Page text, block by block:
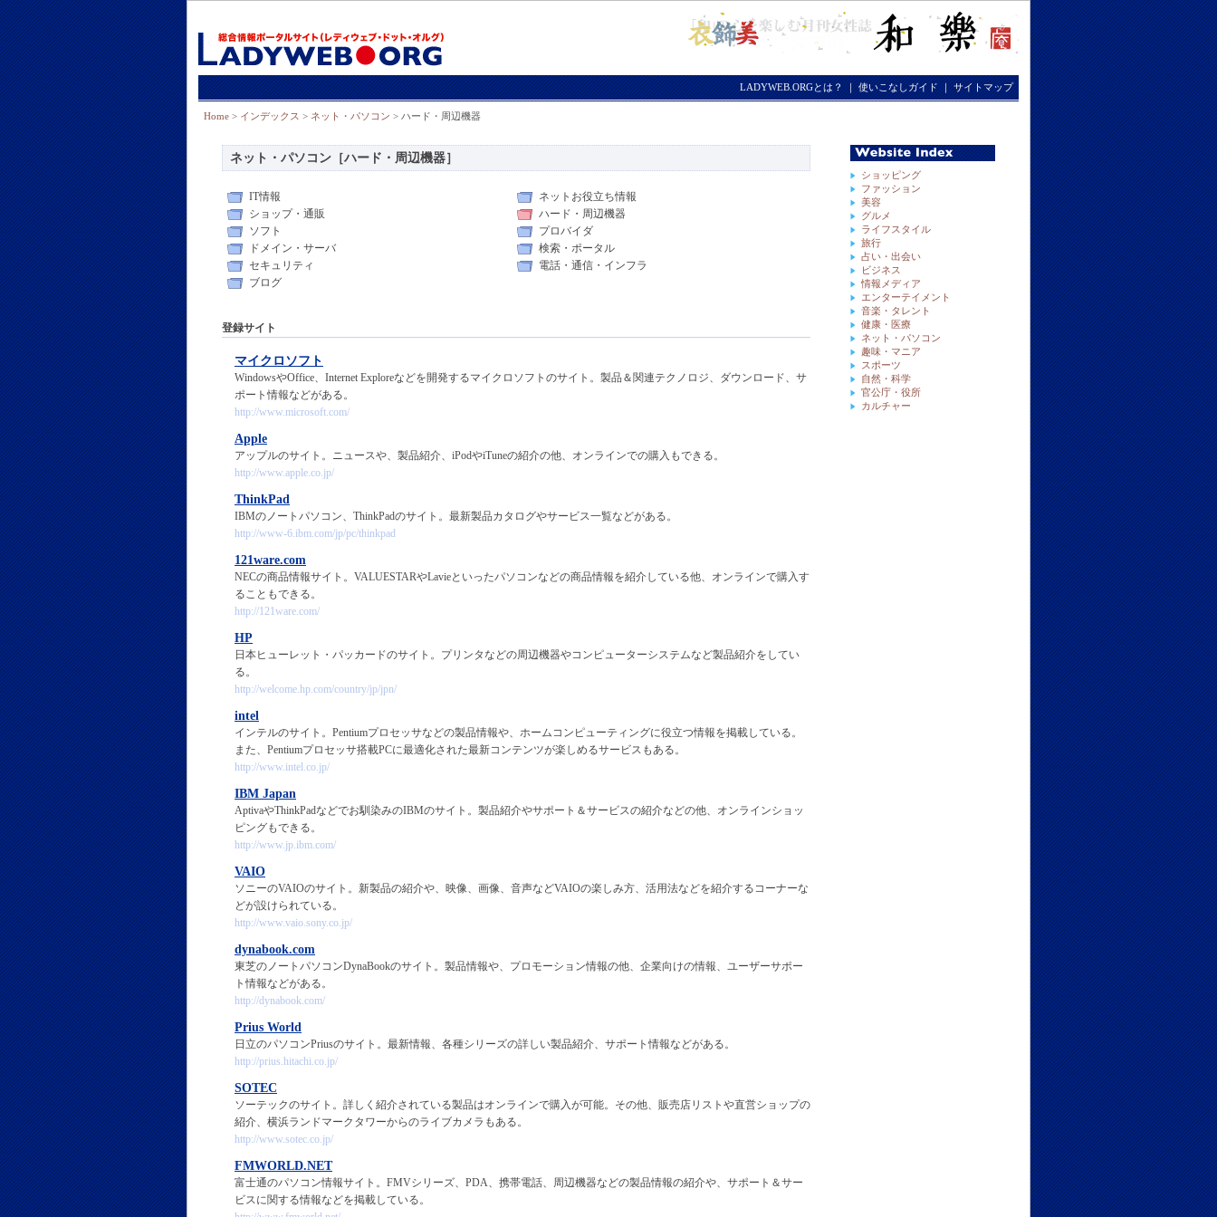
LADYWEB.ORGとは？｜使いこなしガイド｜サイトマップ
Home > インデックス > ネット・パソコン > ハード・周辺機器
ネット・パソコン［ハード・周辺機器］
IT情報
ネットお役立ち情報
ショップ・通販
ハード・周辺機器
ソフト
プロバイダ
ドメイン・サーバ
検索・ポータル
セキュリティ
電話・通信・インフラ
ブログ
登録サイト
マイクロソフト
WindowsやOffice、Internet Exploreなどを開発するマイクロソフトのサイト。製品＆関連テクノロジ、ダウンロード、サ
ポート情報などがある。
http://www.microsoft.com/
Apple
アップルのサイト。ニュースや、製品紹介、iPodやiTuneの紹介の他、オンラインでの購入もできる。
http://www.apple.co.jp/
ThinkPad
IBMのノートパソコン、ThinkPadのサイト。最新製品カタログやサービス一覧などがある。
http://www-6.ibm.com/jp/pc/thinkpad
121ware.com
NECの商品情報サイト。VALUESTARやLavieといったパソコンなどの商品情報を紹介している他、オンラインで購入す
ることもできる。
http://121ware.com/
HP
日本ヒューレット・パッカードのサイト。プリンタなどの周辺機器やコンピューターシステムなど製品紹介をしてい
る。
http://welcome.hp.com/country/jp/jpn/
intel
インテルのサイト。Pentiumプロセッサなどの製品情報や、ホームコンピューティングに役立つ情報を掲載している。
また、Pentiumプロセッサ搭載PCに最適化された最新コンテンツが楽しめるサービスもある。
http://www.intel.co.jp/
IBM Japan
AptivaやThinkPadなどでお馴染みのIBMのサイト。製品紹介やサポート＆サービスの紹介などの他、オンラインショッ
ピングもできる。
http://www.jp.ibm.com/
VAIO
ソニーのVAIOのサイト。新製品の紹介や、映像、画像、音声などVAIOの楽しみ方、活用法などを紹介するコーナーな
どが設けられている。
http://www.vaio.sony.co.jp/
dynabook.com
東芝のノートパソコンDynaBookのサイト。製品情報や、プロモーション情報の他、企業向けの情報、ユーザーサポー
ト情報などがある。
http://dynabook.com/
Prius World
日立のパソコンPriusのサイト。最新情報、各種シリーズの詳しい製品紹介、サポート情報などがある。
http://prius.hitachi.co.jp/
SOTEC
ソーテックのサイト。詳しく紹介されている製品はオンラインで購入が可能。その他、販売店リストや直営ショップの
紹介、横浜ランドマークタワーからのライブカメラもある。
http://www.sotec.co.jp/
FMWORLD.NET
富士通のパソコン情報サイト。FMVシリーズ、PDA、携帯電話、周辺機器などの製品情報の紹介や、サポート＆サー
ビスに関する情報などを掲載している。